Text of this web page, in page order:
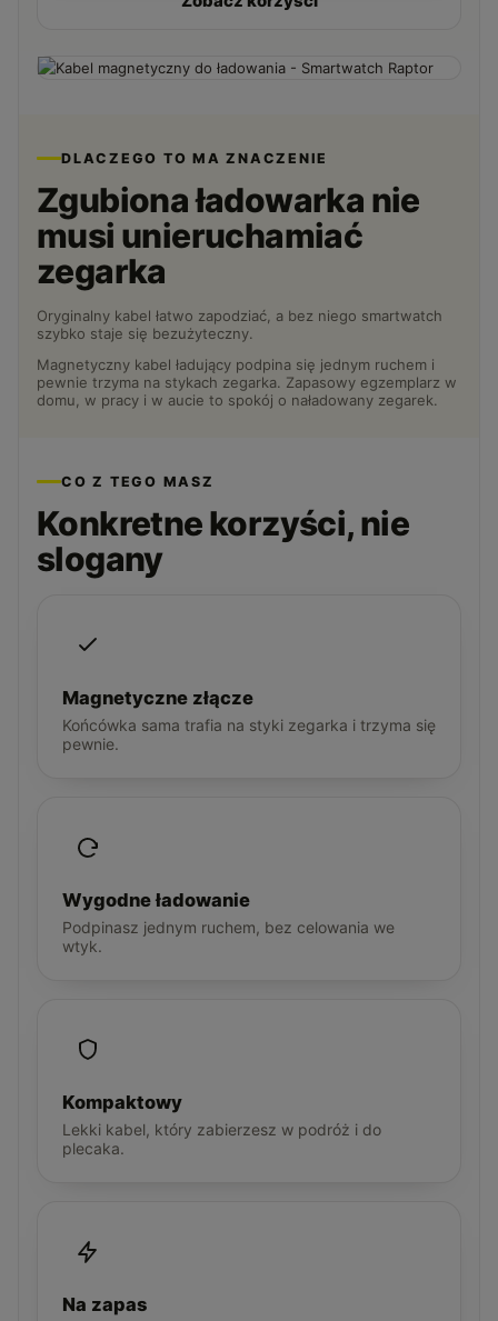
DLACZEGO TO MA ZNACZENIE
Zgubiona ładowarka nie
musi unieruchamiać
zegarka
Oryginalny kabel łatwo zapodziać, a bez niego smartwatch
szybko staje się bezużyteczny.
Magnetyczny kabel ładujący podpina się jednym ruchem i
pewnie trzyma na stykach zegarka. Zapasowy egzemplarz w
domu, w pracy i w aucie to spokój o naładowany zegarek.
CO Z TEGO MASZ
Konkretne korzyści, nie
slogany
Magnetyczne złącze
Końcówka sama trafia na styki zegarka i trzyma się
pewnie.
Wygodne ładowanie
Podpinasz jednym ruchem, bez celowania we
wtyk.
Kompaktowy
Lekki kabel, który zabierzesz w podróż i do
plecaka.
Na zapas